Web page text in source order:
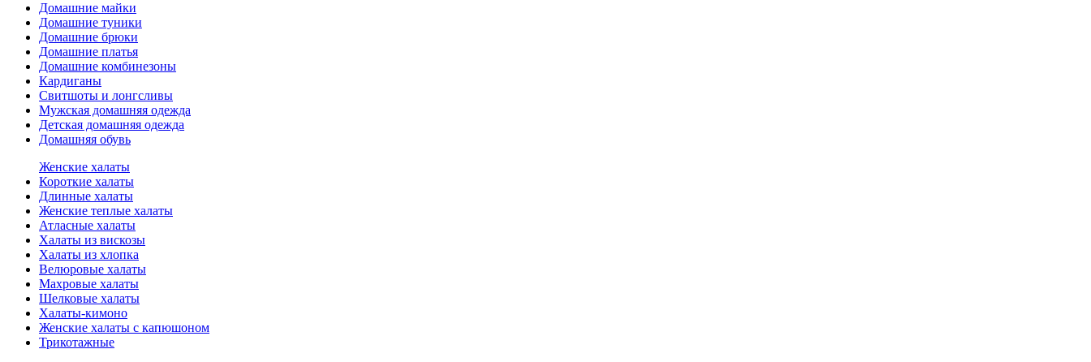
Домашние майки
Домашние туники
Домашние брюки
Домашние платья
Домашние комбинезоны
Кардиганы
Свитшоты и лонгсливы
Мужская домашняя одежда
Детская домашняя одежда
Домашняя обувь
Женские халаты
Короткие халаты
Длинные халаты
Женские теплые халаты
Атласные халаты
Халаты из вискозы
Халаты из хлопка
Велюровые халаты
Махровые халаты
Шелковые халаты
Халаты-кимоно
Женские халаты с капюшоном
Трикотажные